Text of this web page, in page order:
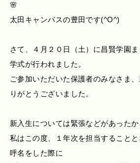
🌸
太田キャンパスの豊田です(^O^)
さて、４月２０日（土）に昌賢学園
学式が行われました。
ご参加いただいた保護者のみなさま
りがとうございました。
新入生については緊張などがあったか
私はこの度、１年次を担当すること
呼名をした際に